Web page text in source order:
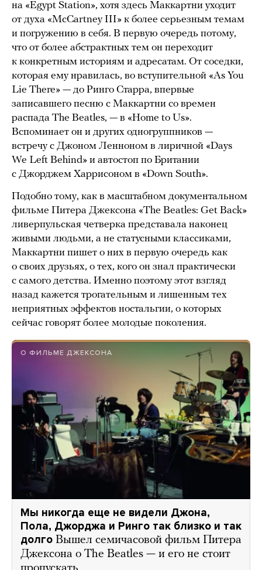
на «Egypt Station», хотя здесь Маккартни уходит
от духа «McCartney III» к более серьезным темам
и погружению в себя. В первую очередь потому,
что от более абстрактных тем он переходит
к конкретным историям и адресатам. От соседки,
которая ему нравилась, во вступительной «As You
Lie There» — до Ринго Старра, впервые
записавшего песню с Маккартни со времен
распада The Beatles, — в «Home to Us».
Вспоминает он и других одногруппников —
встречу с Джоном Ленноном в лиричной «Days
We Left Behind» и автостоп по Британии
с Джорджем Харрисоном в «Down South».
Подобно тому, как в масштабном документальном
фильме Питера Джексона «The Beatles: Get Back»
ливерпульская четверка представала наконец
живыми людьми, а не статусными классиками,
Маккартни пишет о них в первую очередь как
о своих друзьях, о тех, кого он знал практически
с самого детства. Именно поэтому этот взгляд
назад кажется трогательным и лишенным тех
неприятных эффектов ностальгии, о которых
сейчас говорят более молодые поколения.
О ФИЛЬМЕ ДЖЕКСОНА
Мы никогда еще не видели Джона,
Пола, Джорджа и Ринго так близко и так
долго Вышел семичасовой фильм Питера
Джексона о The Beatles — и его не стоит